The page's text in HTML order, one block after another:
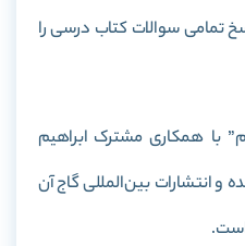
تمامی سوالات کتاب درسی را
با همکاری مشترک ابراهیم
و انتشارات بین‌المللی گاج آن